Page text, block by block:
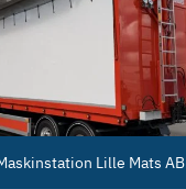
Lille Mats AB